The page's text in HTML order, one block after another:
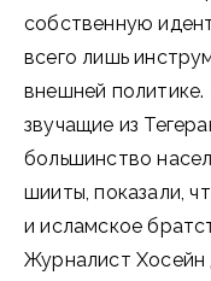
собственную
всего лишь
внешней
звучащие из
большинство
шииты, показали,
и исламское
Журналист Хосейн